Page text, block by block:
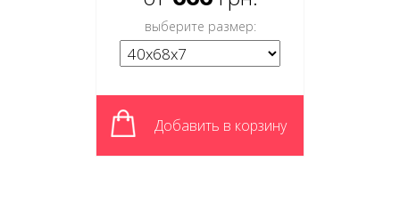
выберите размер:
Добавить в корзину